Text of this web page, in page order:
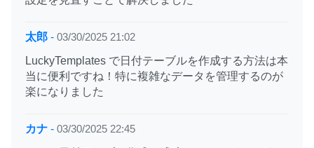
太郎 - 03/30/2025 21:02
LuckyTemplates で日付テーブルを作成する方法は本
当に便利ですね！特に複雑なデータを管理するのが
楽になりました
カナ - 03/30/2025 22:45